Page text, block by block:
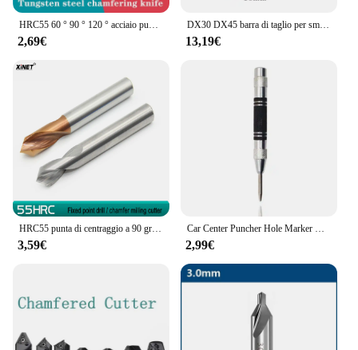
2,69€
DX30 DX45 barra di taglio per smussatura di centraggio CNC 30 gradi barra di taglio per smussatura a punto fisso a 45 gradi
13,19€
3,59€ 2,99€